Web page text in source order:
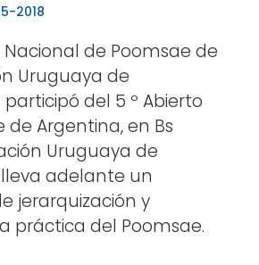
2018
Nacional de Poomsae de
Uruguaya de
del 5 º Abierto
de Argentina, en Bs
Uruguaya de
adelante un
jerarquización y
práctica del Poomsae.